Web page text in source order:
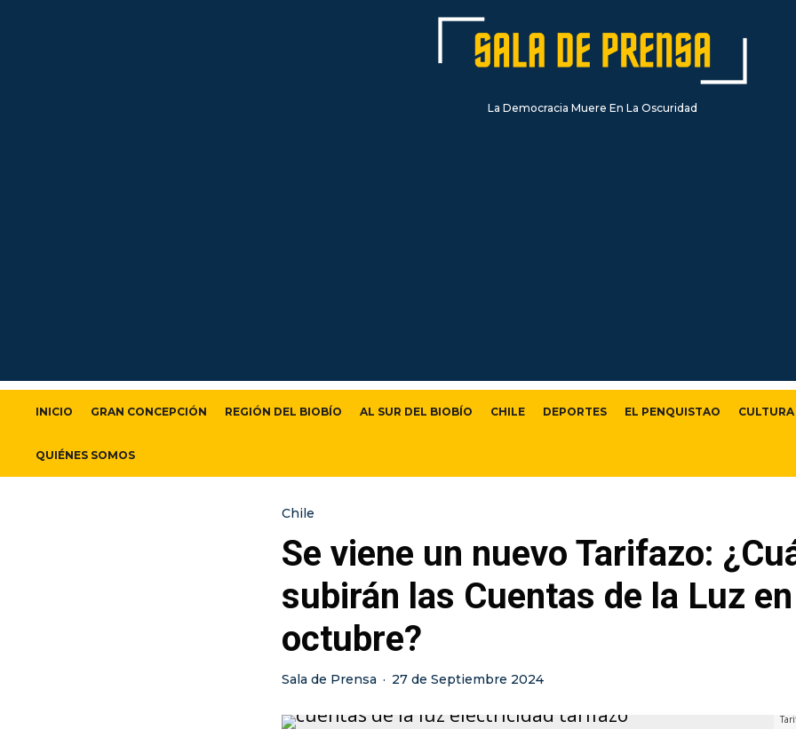
La Democracia Muere En La Oscuridad
INICIO GRAN CONCEPCIÓN REGIÓN DEL BIOBÍO AL SUR DEL BIOBÍO CHILE DEPORTES EL PENQUISTAO CULTURA
QUIÉNES SOMOS
Chile
Se viene un nuevo Tarifazo:
subirán las Cuentas de la Luz en
octubre?
Sala de Prensa · 27 de Septiembre 2024